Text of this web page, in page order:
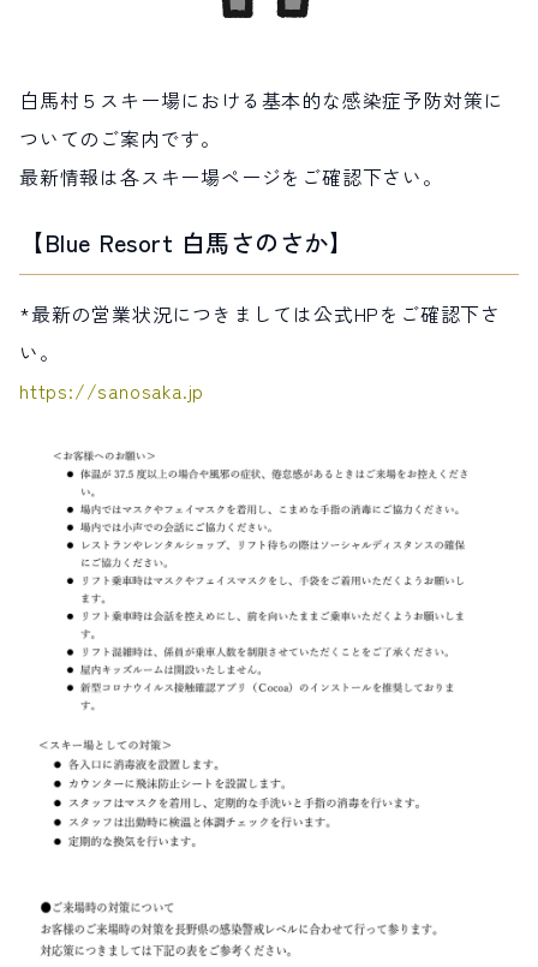
お問い合わせ LINEで友だちになる
399-9301 長野県北安曇郡白馬村北城5497
Snow Peak LAND STATION HAKUBA内
営業時間：9:00～17:00
サイト内検索
検索する
採用情報
白馬村５スキー場における基本的な感染症予防対策に
ついてのご案内です。
最新情報は各スキー場ページをご確認下さい。
【Blue Resort 白馬さのさか】
*最新の営業状況につきましては公式HPをご確認下さ
い。
https://sanosaka.jp